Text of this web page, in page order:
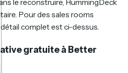
le reconstruire, HummingDeck
Pour des sales rooms
complet est ci-dessus.
gratuite à Better